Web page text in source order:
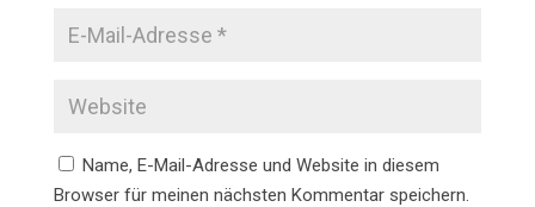
Name, E-Mail-Adresse und Website in diesem
Browser für meinen nächsten Kommentar speichern.